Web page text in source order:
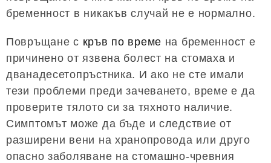
бременност в никакъв случай не е нормално.
Повръщане с кръв по време на бременност е
причинено от язвена болест на стомаха и
дванадесетопръстника. И ако не сте имали
тези проблеми преди зачеването, време е да
проверите тялото си за тяхното наличие.
Симптомът може да бъде и следствие от
разширени вени на хранопровода или друго
опасно заболяване на стомашно-чревния